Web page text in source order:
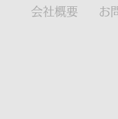
会社概要 お